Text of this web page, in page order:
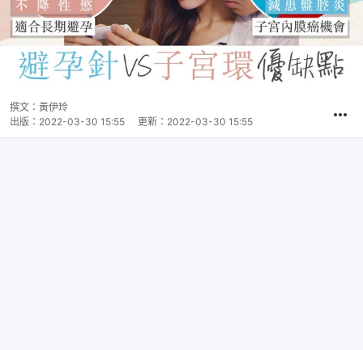
撰文： 黃伊玲
出版： 2022-03-30 15:55 更新： 2022-03-30 15:55